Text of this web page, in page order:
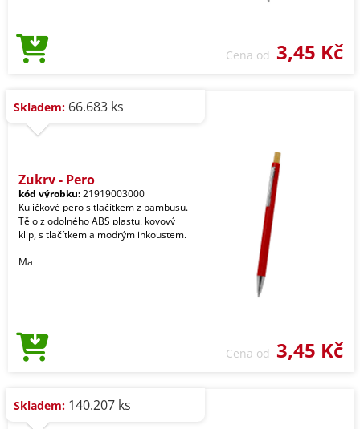
Cena od 3,45 Kč
Skladem: 66.683 ks
Zukry - Pero
kód výrobku:21919003000
Kuličkové pero s tlačítkem z bambusu.
Tělo z odolného ABS plastu, kovový
klip, s tlačítkem a modrým inkoustem.
Ma
Cena od 3,45 Kč
Skladem: 140.207 ks